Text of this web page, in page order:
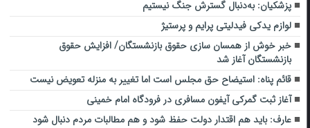
پزشکیان: به‌دنبال گسترش جنگ نیستیم
لوازم یدکی فیدلیتی پرایم و پرستیژ
خبر خوش از همسان سازی حقوق بازنشستگان/ افزایش حقوق
بازنشستگان آغاز شد
قائم پناه: استیضاح حق مجلس است اما تغییر به منزله تعویض نیست
آغاز ثبت گمرکی آیفون مسافری در فرودگاه امام خمینی
عارف: باید هم اقتدار دولت حفظ شود و هم مطالبات مردم دنبال شود